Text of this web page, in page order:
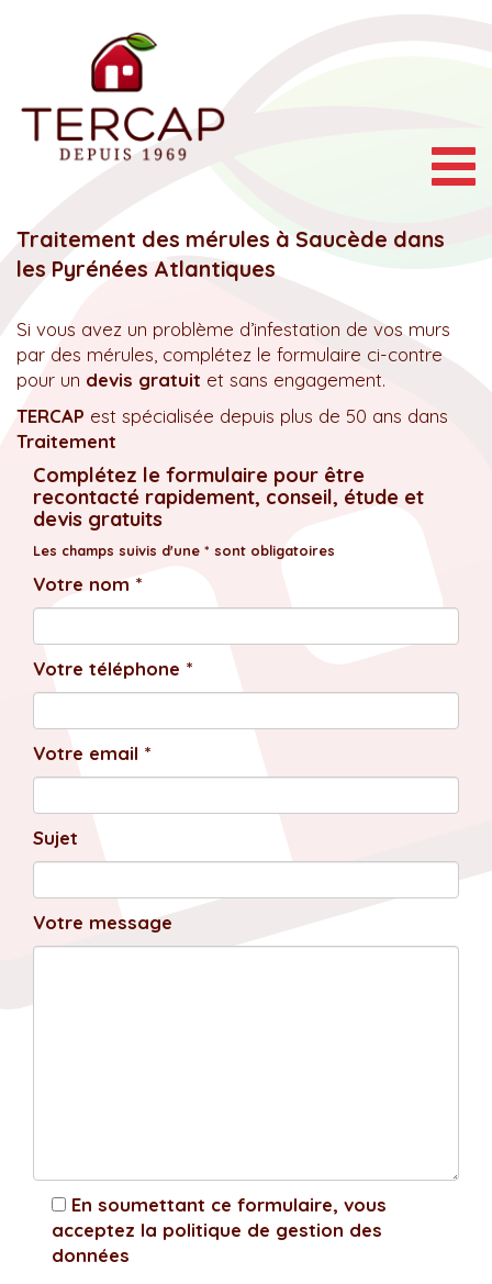
Traitement des mérules à Saucède dans
les Pyrénées Atlantiques
Si vous avez un problème d’infestation de vos murs
par des mérules, complétez le formulaire ci-contre
pour un devis gratuit et sans engagement.
TERCAP est spécialisée depuis plus de 50 ans dans
Traitement
Complétez le formulaire pour être
recontacté rapidement, conseil, étude et
devis gratuits
Les champs suivis d'une * sont obligatoires
Votre nom *
Votre téléphone *
Votre email *
Sujet
Votre message
En soumettant ce formulaire, vous
acceptez la politique de gestion des
données